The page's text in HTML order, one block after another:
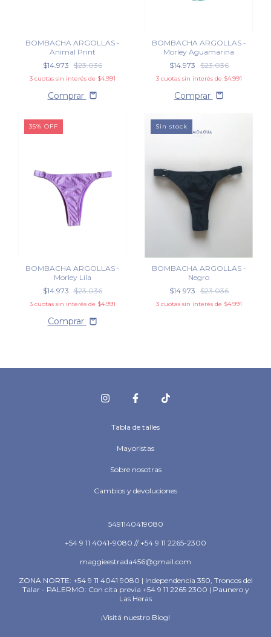
BOMBACHA ARGOLLAS -
Animal Print
$14.973 $23.036
3 cuotas sin interés de $4.991
Comprar
BOMBACHA ARGOLLAS -
Morley Aguamarina
$14.973 $23.036
3 cuotas sin interés de $4.991
Comprar
35% OFF
BOMBACHA ARGOLLAS -
Morley Lila
$14.973 $23.036
3 cuotas sin interés de $4.991
Comprar
Sin stock
BOMBACHA ARGOLLAS -
Negro
$14.973 $23.036
3 cuotas sin interés de $4.991
Tabla de talles
Mayoristas
Sobre nosotras
Cambios y devoluciones
5491140419080
+54 9 11 4041-9080 // +54 9 11 2265-2300
maggieestrada456@gmail.com
ZONA NORTE: +54 9 11 4041 9080 | Independencia 350, Troncos del
Talar - PALERMO: Con cita previa +54 9 11 2265 2300 | Paunero y
Las Heras
¡Visitá nuestro Blog!